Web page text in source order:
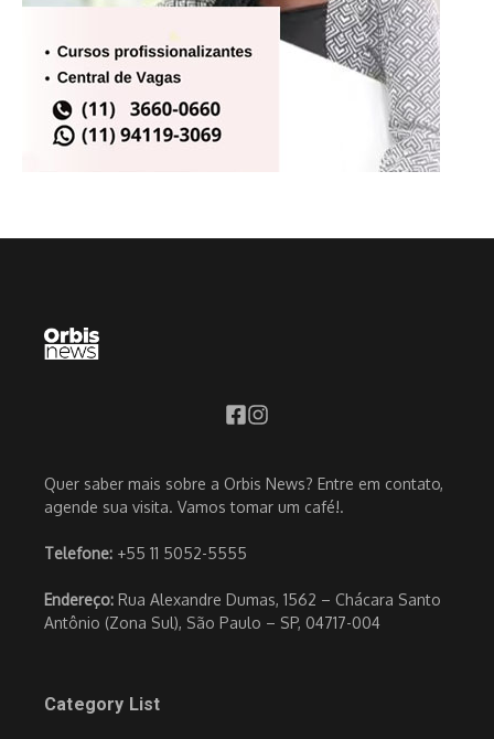
Quer saber mais sobre a Orbis News? Entre em contato,
agende sua visita. Vamos tomar um café!.
Telefone: +55 11 5052-5555
Endereço: Rua Alexandre Dumas, 1562 – Chácara Santo
Antônio (Zona Sul), São Paulo – SP, 04717-004
Category List